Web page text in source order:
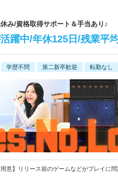
み/資格取得サポート＆手当あり♪
躍中/年休125日/残業平
学歴不問 第二新卒歓迎 転勤なし
意】リリース前のゲームなどがプレイに